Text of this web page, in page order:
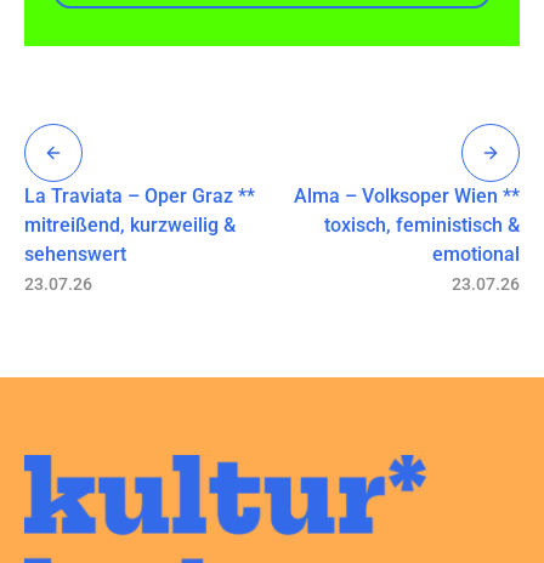
La Traviata – Oper Graz **
mitreißend, kurzweilig &
sehenswert
23.07.26
Alma – Volksoper Wien **
toxisch, feministisch &
emotional
23.07.26